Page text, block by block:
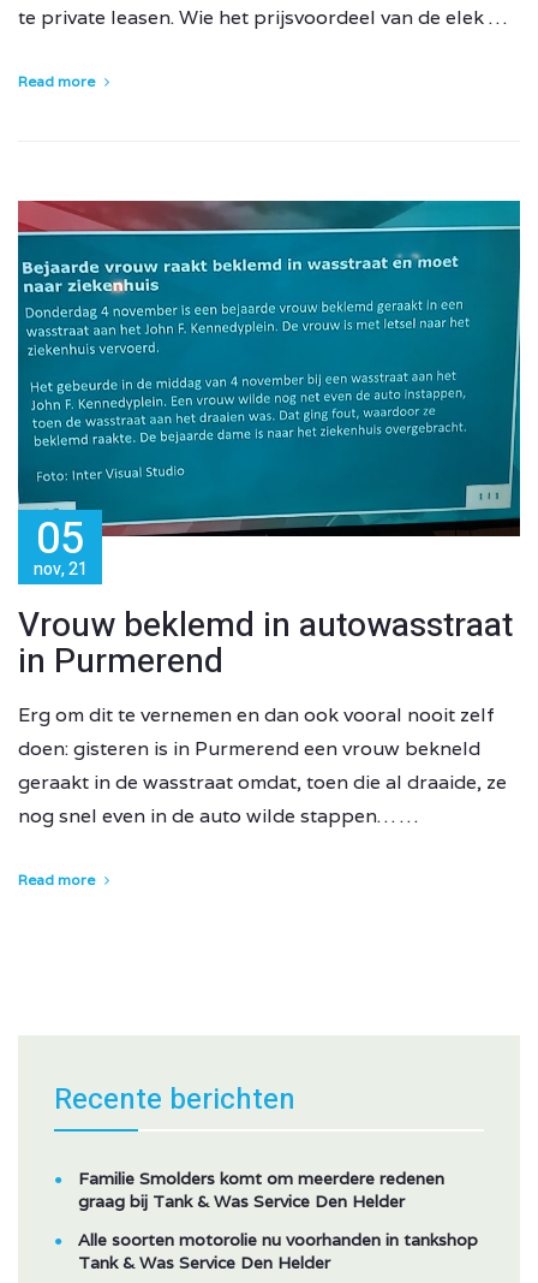
te private leasen. Wie het prijsvoordeel van de elek …
Read more
05
nov, 21
Vrouw beklemd in autowasstraat
in Purmerend
Erg om dit te vernemen en dan ook vooral nooit zelf
doen: gisteren is in Purmerend een vrouw bekneld
geraakt in de wasstraat omdat, toen die al draaide, ze
nog snel even in de auto wilde stappen… …
Read more
Recente berichten
Familie Smolders komt om meerdere redenen
graag bij Tank & Was Service Den Helder
Alle soorten motorolie nu voorhanden in tankshop
Tank & Was Service Den Helder